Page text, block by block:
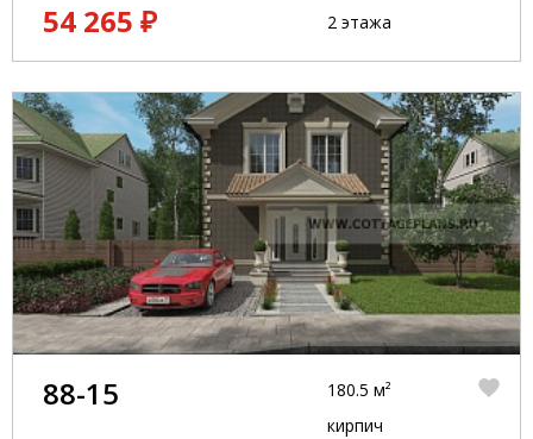
54 265 ₽
2 этажа
88-15
180.5 м²
кирпич